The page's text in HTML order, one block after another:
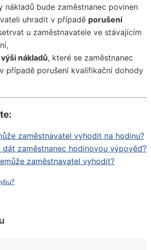
nákladů bude zaměstnanec povinen
uhradit v případě porušení
u zaměstnavatele ve stávajícím
nákladů, které se zaměstnanec
případě porušení kvalifikační dohody
zaměstnavatel vyhodit na hodinu?
dát zaměstnanec hodinovou výpověď?
zaměstnavatel vyhodit?